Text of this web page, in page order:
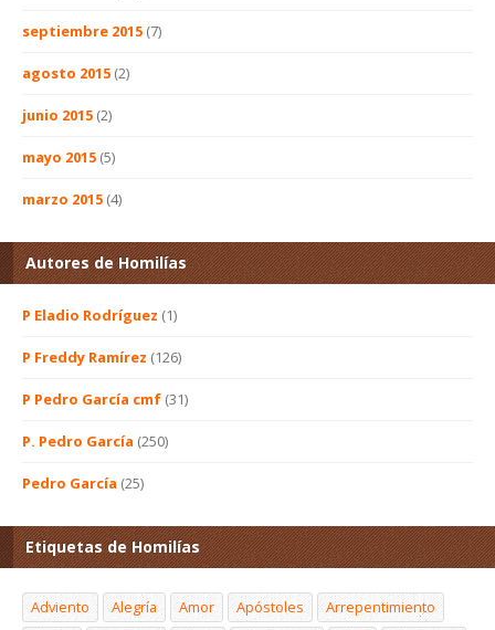
septiembre 2015 (7)
agosto 2015 (2)
junio 2015 (2)
mayo 2015 (5)
marzo 2015 (4)
Autores de Homilías
P Eladio Rodríguez (1)
P Freddy Ramírez (126)
P Pedro García cmf (31)
P. Pedro García (250)
Pedro García (25)
Etiquetas de Homilías
Adviento Alegría Amor Apóstoles
Arrepentimiento